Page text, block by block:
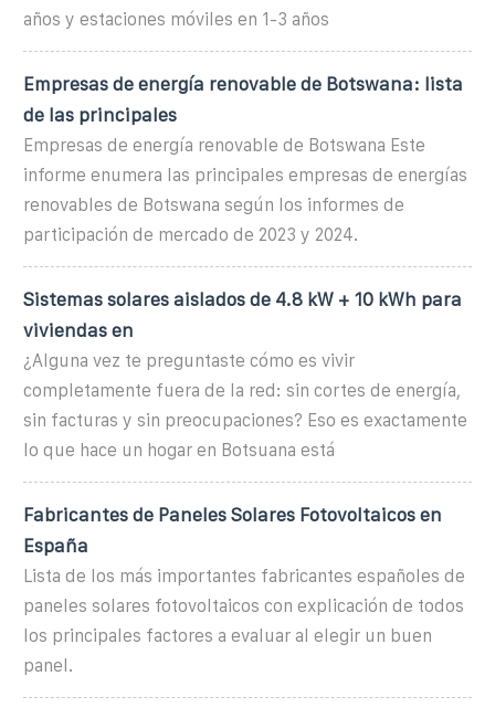
años y estaciones móviles en 1-3 años
Empresas de energía renovable de Botswana: lista
de las principales
Empresas de energía renovable de Botswana Este
informe enumera las principales empresas de energías
renovables de Botswana según los informes de
participación de mercado de 2023 y 2024.
Sistemas solares aislados de 4.8 kW + 10 kWh para
viviendas en
¿Alguna vez te preguntaste cómo es vivir
completamente fuera de la red: sin cortes de energía,
sin facturas y sin preocupaciones? Eso es exactamente
lo que hace un hogar en Botsuana está
Fabricantes de Paneles Solares Fotovoltaicos en
España
Lista de los más importantes fabricantes españoles de
paneles solares fotovoltaicos con explicación de todos
los principales factores a evaluar al elegir un buen
panel.